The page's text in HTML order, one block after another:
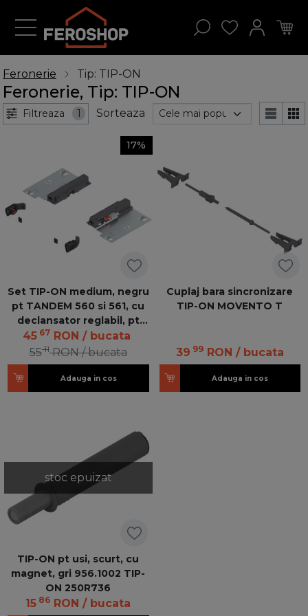
Feronerie Tip: TIP-ON
Feronerie, Tip: TIP-ON
Filtreaza 1 Sorteaza
17%
Set TIP-ON medium, negru
pt TANDEM 560 si 561, cu
declansator reglabil, pt
incarcare dinamica pana la
20kg, V-1 T55.7150 TIP-
ONMEDIUM
45 67 RON / bucata
5511 RON / bucata
Adauga in cos
Cuplaj bara sincronizare
TIP-ON MOVENTO T
39 99 RON / bucata
Adauga in cos
stoc epuizat
TIP-ON pt usi, scurt, cu
magnet, gri 956.1002 TIP-
ON 250R736
15 86 RON / bucata